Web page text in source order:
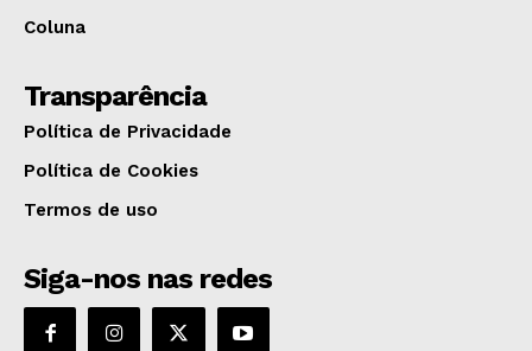
Coluna
Transparência
Política de Privacidade
Política de Cookies
Termos de uso
Siga-nos nas redes